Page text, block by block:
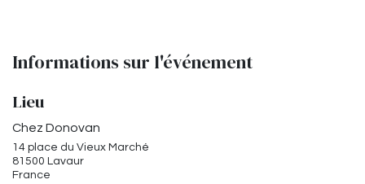
Informations sur l'événement
Lieu
Chez Donovan
14 place du Vieux Marché
81500 Lavaur
France